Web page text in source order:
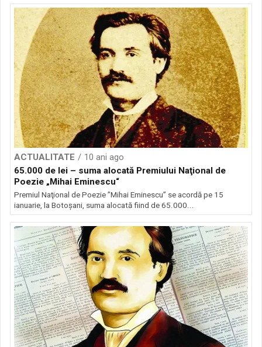
ACTUALITATE
10 ani ago
65.000 de lei – suma alocată Premiului Naţional de
Poezie „Mihai Eminescu“
Premiul Naţional de Poezie ”Mihai Eminescu” se acordă pe 15
ianuarie, la Botoşani, suma alocată fiind de 65.000...